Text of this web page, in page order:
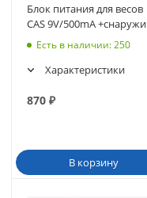
Блок питания для весов
CAS 9V/500mA +снаружи
Есть в наличии: 250
Характеристики
870 ₽
В корзину